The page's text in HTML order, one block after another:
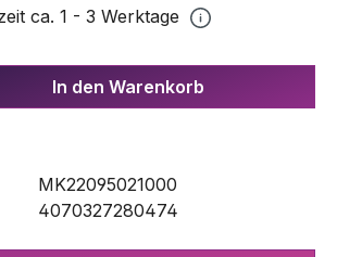
ca. 1 - 3 Werktage
den gewünschten Wert
In den Warenkorb
MK22095021000
4070327280474